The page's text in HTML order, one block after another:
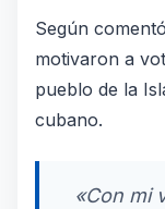
Según
motivaron a
pueblo de la
cubano.
«Con mi